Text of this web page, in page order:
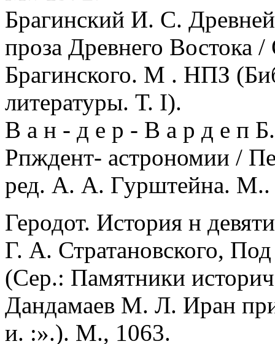
Брагинский И. С.
проза Древнего Востока
Брагинского. М . НПЗ
литературы. Т. I).
В а н - д е р - В а р д е п
Рпждент- астрономии /
ред. А. А. Гурштейна. М..
Геродот. История н
Г. А. Стратановского,
(Сер.: Памятники
Дандамаев М. Л. Иран
и. :».). М., 1063.